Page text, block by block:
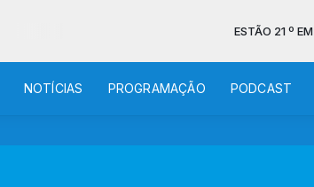
ESTÃO 21 º EM LISBOA
NOTÍCIAS PROGRAMAÇÃO PODCAST